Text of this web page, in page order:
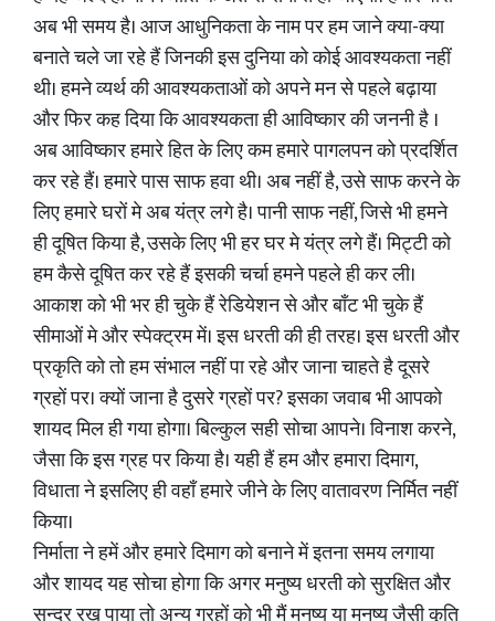
अब भी समय है। आज आधुनिकता के नाम पर हम जाने क्या-क्या
बनाते चले जा रहे हैं जिनकी इस दुनिया को कोई आवश्यकता नहीं
थी। हमने व्यर्थ की आवश्यकताओं को अपने मन से पहले बढ़ाया
और फिर कह दिया कि आवश्यकता ही आविष्कार की जननी है ।
अब आविष्कार हमारे हित के लिए कम हमारे पागलपन को प्रदर्शित
कर रहे हैं। हमारे पास साफ हवा थी। अब नहीं है, उसे साफ करने के
लिए हमारे घरों मे अब यंत्र लगे है। पानी साफ नहीं, जिसे भी हमने
ही दूषित किया है, उसके लिए भी हर घर मे यंत्र लगे हैं। मिट्टी को
हम कैसे दूषित कर रहे हैं इसकी चर्चा हमने पहले ही कर ली।
आकाश को भी भर ही चुके हैं रेडियेशन से और बाँट भी चुके हैं
सीमाओं मे और स्पेक्ट्रम में। इस धरती की ही तरह। इस धरती और
प्रकृति को तो हम संभाल नहीं पा रहे और जाना चाहते है दूसरे
ग्रहों पर। क्यों जाना है दुसरे ग्रहों पर? इसका जवाब भी आपको
शायद मिल ही गया होगा। बिल्कुल सही सोचा आपने। विनाश करने,
जैसा कि इस ग्रह पर किया है। यही हैं हम और हमारा दिमाग,
विधाता ने इसलिए ही वहाँ हमारे जीने के लिए वातावरण निर्मित नहीं
किया।
निर्माता ने हमें और हमारे दिमाग को बनाने में इतना समय लगाया
और शायद यह सोचा होगा कि अगर मनुष्य धरती को सुरक्षित और